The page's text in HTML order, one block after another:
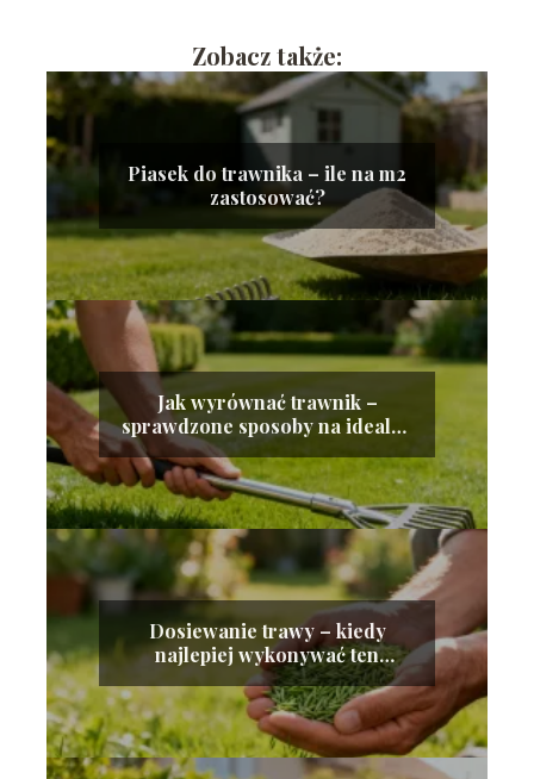
Zobacz także:
Piasek do trawnika – ile na m2
zastosować?
Jak wyrównać trawnik –
sprawdzone sposoby na idealną
murawę
Dosiewanie trawy – kiedy
najlepiej wykonywać ten
zabieg?